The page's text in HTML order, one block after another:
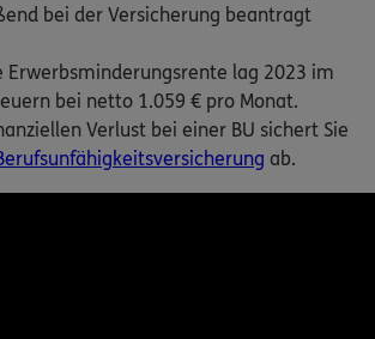
bei der Versicherung beantragt
Erwerbsminderungsrente lag 2023 im
bei netto 1.059 € pro Monat.
Verlust bei einer BU sichert Sie
ab.